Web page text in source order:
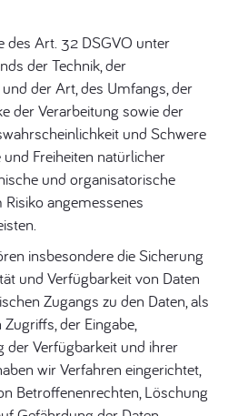
des Art. 32 DSGVO unter
der Technik, der
der Art, des Umfangs, der
der Verarbeitung sowie der
und Schwere
Freiheiten natürlicher
und organisatorische
angemessenes
insbesondere die Sicherung
und Verfügbarkeit von Daten
Zugangs zu den Daten, als
der Eingabe,
der Verfügbarkeit und ihrer
wir Verfahren eingerichtet,
Betroffenenrechten, Löschung